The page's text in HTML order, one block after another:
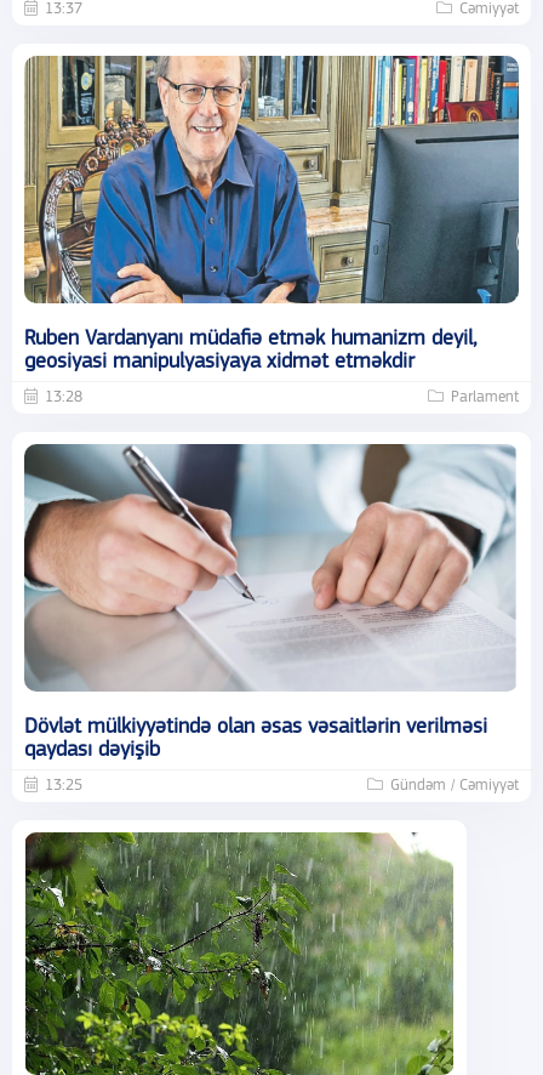
13:37 Cəmiyyət
Ruben Vardanyanı müdafiə etmək humanizm deyil,
geosiyasi manipulyasiyaya xidmət etməkdir
13:28 Parlament
Dövlət mülkiyyətində olan əsas vəsaitlərin verilməsi
qaydası dəyişib
13:25 Gündəm / Cəmiyyət